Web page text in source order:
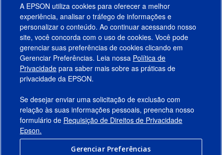
Produtos
Suporte
Links Sugeridos
Empresa
Conecte-se com a Epson
A EPSON utiliza cookies para oferecer a melhor
experiência, analisar o tráfego de informações e
personalizar o conteúdo. Ao continuar acessando nosso
site, você concorda com o uso de cookies. Você pode
gerenciar suas preferências de cookies clicando em
Gerenciar Preferências. Leia nossa Política de
Privacidade para saber mais sobre as práticas de
privacidade da EPSON.
Se desejar enviar uma solicitação de exclusão com
relação às suas informações pessoais, preencha nosso
formulário de Requisição de Direitos de Privacidade
Epson.
Gerenciar Preferências